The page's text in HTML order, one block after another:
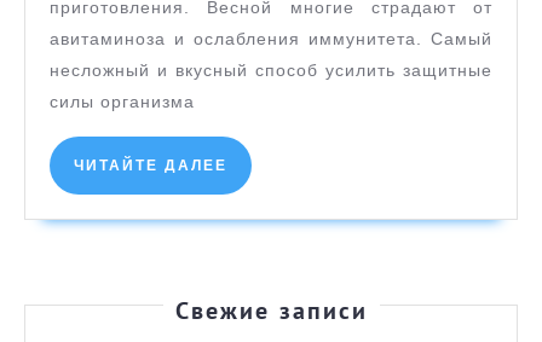
сочетания
соков
приготовления. Весной многие страдают от
авитаминоза и ослабления иммунитета. Самый
несложный и вкусный способ усилить защитные
силы организма
ЧИТАЙТЕ ДАЛЕЕ ЧИТАЙТЕ
ДАЛЕЕ
Свежие записи